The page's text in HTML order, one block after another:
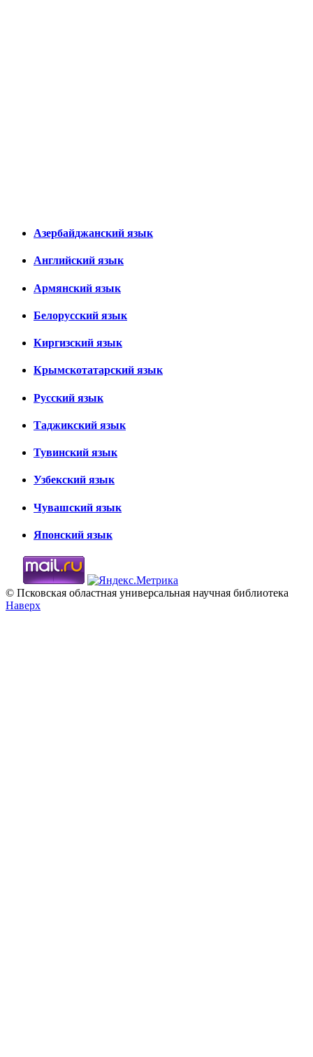
Азербайджанский язык
Английский язык
Армянский язык
Белорусский язык
Киргизский язык
Крымскотатарский язык
Русский язык
Таджикский язык
Тувинский язык
Узбекский язык
Чувашский язык
Японский язык
© Псковская областная универсальная научная библиотека
Наверх